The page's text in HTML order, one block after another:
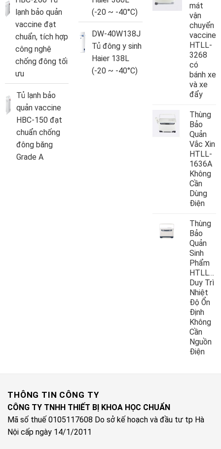
lạnh bảo quản
vaccine đạt
chuẩn, tích hợp
công nghệ
chống đông tối
ưu
Tủ lạnh bảo
quản vaccine
HBC-150 đạt
chuẩn chống
đông băng
Grade A
(-20 ~ -40°C)
DW-40W138J
Tủ đông y sinh
Haier 138L
(-20 ~ -40°C)
mát
vận
chuyển
vaccine
HTLL-
3268
có
bánh xe
và xe
đẩy
Thùng
Bảo
Quản
Vắc Xin
HTLL-
1636A
Không
Cần
Dùng
Điện
Thùng
Bảo
Quản
Sinh
Phẩm
Duy Trì
Nhiệt
Độ Ổn
Định
Không
Cần
Nguồn
Điện
THÔNG TIN CÔNG TY
CÔNG TY TNHH THIẾT BỊ KHOA HỌC CHUẨN
Mã số thuế 0105117608 Do sở kế hoạch và đầu tư tp Hà
Nội cấp ngày 14/1/2011